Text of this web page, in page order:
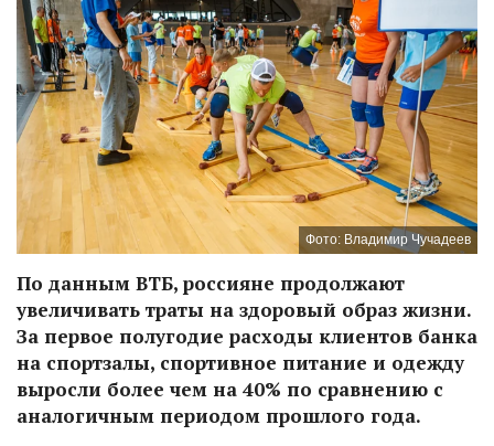
Фото: Владимир Чучадеев
По данным ВТБ, россияне продолжают
увеличивать траты на здоровый образ жизни.
За первое полугодие расходы клиентов банка
на спортзалы, спортивное питание и одежду
выросли более чем на 40% по сравнению с
аналогичным периодом прошлого года.